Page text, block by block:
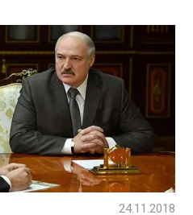
24.11.2018